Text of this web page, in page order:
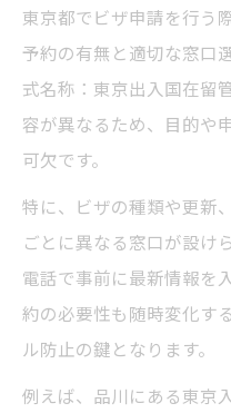
東京都でビザ申請を行う
予約の有無と適切な窓口
式名称：東京出入国在留
容が異なるため、目的や
可欠です。
特に、ビザの種類や更新
ごとに異なる窓口が設け
電話で事前に最新情報を
約の必要性も随時変化す
ル防止の鍵となります。
例えば、品川にある東京